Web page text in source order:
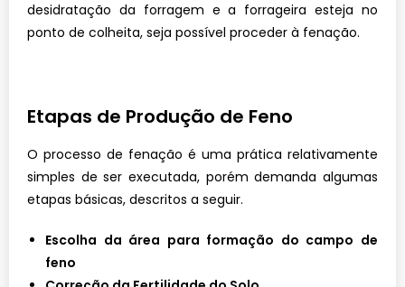
desidratação da forragem e a forrageira esteja no
ponto de colheita, seja possível proceder à fenação.
Etapas de Produção de Feno
O processo de fenação é uma prática relativamente
simples de ser executada, porém demanda algumas
etapas básicas, descritos a seguir.
Escolha da área para formação do campo de
feno